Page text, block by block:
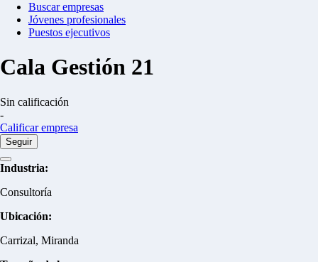
Buscar empresas
Jóvenes profesionales
Puestos ejecutivos
Cala Gestión 21
Sin calificación
-
Calificar empresa
Seguir
Industria:
Consultoría
Ubicación:
Carrizal, Miranda